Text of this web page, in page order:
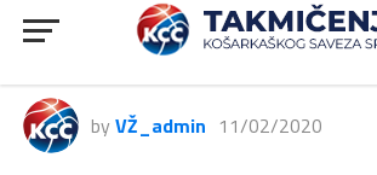
RODA JLS, Dynamic Vip Pay –
Borac, 85:73
by VŽ_admin 11/02/2020